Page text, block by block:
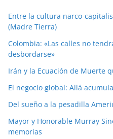
Entre la cultura narco-
(Madre Tierra)
Colombia: «Las calles no
desbordarse»
Irán y la Ecuación de Muerte
El negocio global: Allá
Del sueño a la pesadilla
Mayor y Honorable Murray
memorias